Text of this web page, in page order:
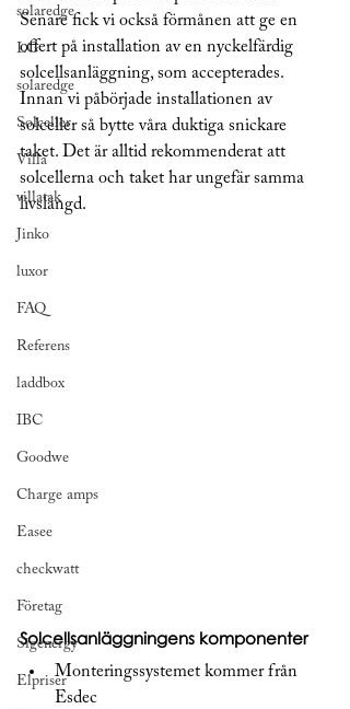
solaredge
LG
solaredge
Solceller
Villa
villatak
Jinko
luxor
FAQ
Referens
laddbox
IBC
Goodwe
Charge amps
Easee
checkwatt
Företag
Sigenergy
Elpriser
Senare fick vi också förmånen att ge en
offert på installation av en nyckelfärdig
solcellsanläggning, som accepterades.
Innan vi påbörjade installationen av
solceller så bytte våra duktiga snickare
taket. Det är alltid rekommenderat att
solcellerna och taket har ungefär samma
livslängd.
Solcellsanläggningens komponenter
Monteringssystemet kommer från
Esdec